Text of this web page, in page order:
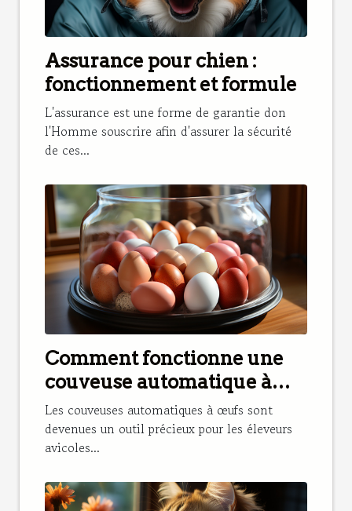
Assurance pour chien :
fonctionnement et formule
L'assurance est une forme de garantie don
l'Homme souscrire afin d'assurer la sécurité
de ces...
Comment fonctionne une
couveuse automatique à
œufs et pourquoi en avoir
besoin ?
Les couveuses automatiques à œufs sont
devenues un outil précieux pour les éleveurs
avicoles...